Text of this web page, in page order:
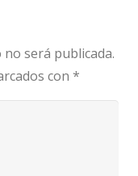
será publicada.
con *